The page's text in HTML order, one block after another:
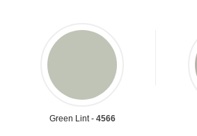
Green Lint - 4566